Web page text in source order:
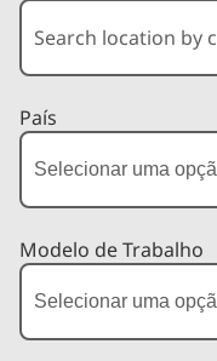
País
Modelo de Trabalho